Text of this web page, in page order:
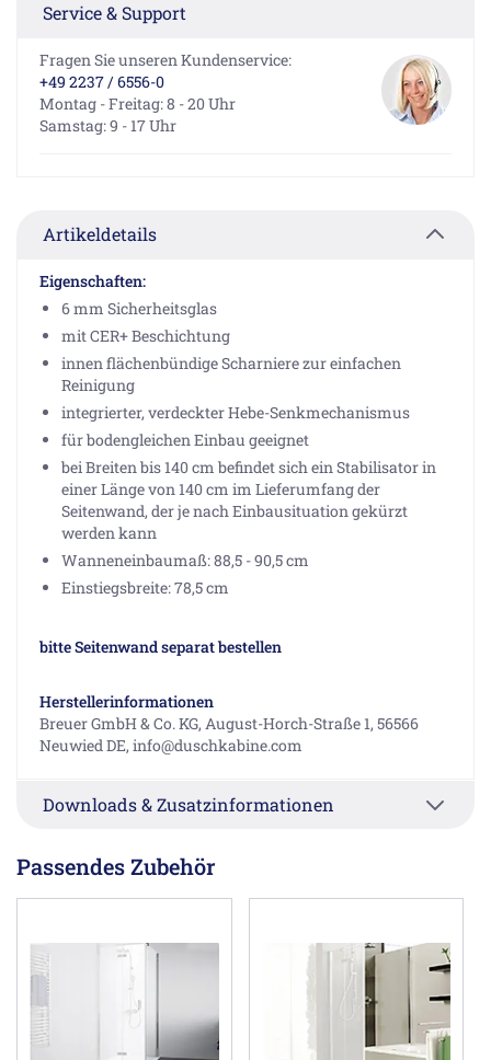
Service & Support
Fragen Sie unseren Kundenservice:
+49 2237 / 6556-0
Montag - Freitag: 8 - 20 Uhr
Samstag: 9 - 17 Uhr
Artikeldetails
Eigenschaften:
6 mm Sicherheitsglas
mit CER+ Beschichtung
innen flächenbündige Scharniere zur einfachen
Reinigung
integrierter, verdeckter Hebe-Senkmechanismus
für bodengleichen Einbau geeignet
bei Breiten bis 140 cm befindet sich ein Stabilisator in
einer Länge von 140 cm im Lieferumfang der
Seitenwand, der je nach Einbausituation gekürzt
werden kann
Wanneneinbaumaß: 88,5 - 90,5 cm
Einstiegsbreite: 78,5 cm
bitte Seitenwand separat bestellen
Herstellerinformationen
Breuer GmbH & Co. KG, August-Horch-Straße 1, 56566
Neuwied DE, info@duschkabine.com
Downloads & Zusatzinformationen
Passendes Zubehör